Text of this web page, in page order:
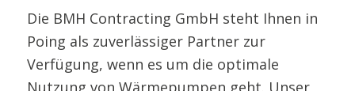
Die BMH Contracting GmbH steht Ihnen in
Poing als zuverlässiger Partner zur
Verfügung, wenn es um die optimale
Nutzung von Wärmepumpen geht. Unser